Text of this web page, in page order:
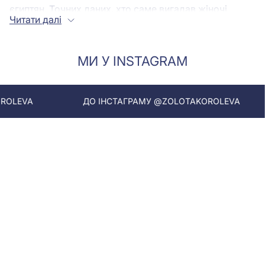
єгиптян. Точних даних, хто саме вигадав жіночі
каблучки, немає. Історія та культура цих народів
найпопулярнішої у світі прикраси може бути будь-
уявити без такого важливого та красивого
аксесуара на руці, як каблучка жіноча. Сучасна
Читати далі
МИ У INSTAGRAM
ДО ІНСТАГРАМУ @ZOLOTAKOROLEVA ДО